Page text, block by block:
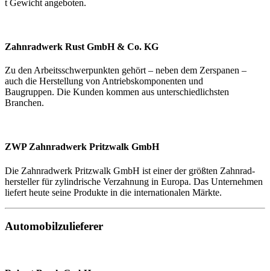
t Gewicht angeboten.
Zahnradwerk Rust GmbH & Co. KG
Zu den Arbeitsschwerpunkten gehört – neben dem Zerspanen –
auch die Herstellung von Antriebskomponenten und
Baugruppen. Die Kunden kommen aus unterschiedlichsten
Branchen.
ZWP Zahnradwerk Pritzwalk GmbH
Die Zahnradwerk Pritzwalk GmbH ist einer der größten Zahnrad-
hersteller für zylindrische Verzahnung in Europa. Das Unternehmen
liefert heute seine Produkte in die internationalen Märkte.
Automobilzulieferer